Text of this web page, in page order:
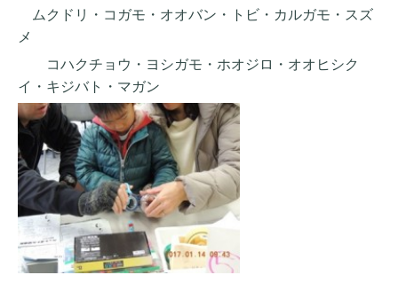
ムクドリ・コガモ・オオバン・
トビ・ カルガモ・ スズ
メ
コハクチョウ・ヨシガモ・ホオジロ・オオヒシク
イ・キジバト・マガン